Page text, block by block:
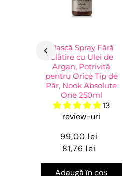
Mască Spray Fără
Clătire cu Ulei de
Argan, Potrivită
pentru Orice Tip de
Păr, Nook Absolute
One 250ml
13
review-uri
99,00 lei
81,76 lei
Adaugă în coș